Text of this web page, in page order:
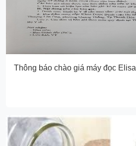
Thông báo chào giá máy đọc Elisa